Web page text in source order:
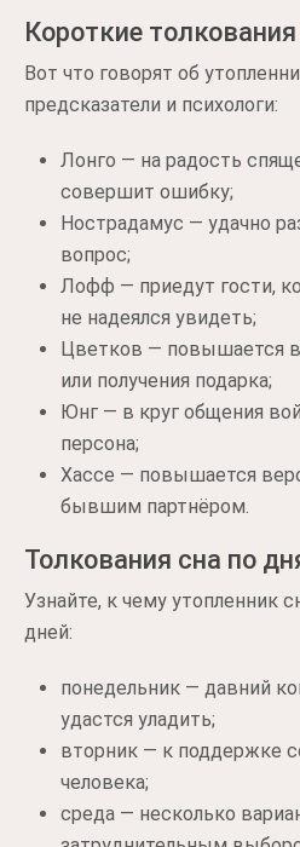
Короткие
Вот что говорят об
предсказатели и психологи:
Лонго — на радость
совершит ошибку;
Нострадамус — удачно
вопрос;
Лофф — приедут гости,
не надеялся увидеть;
Цветков — повышается
или получения подарка;
Юнг — в круг общения
персона;
Хассе — повышается
бывшим партнёром.
Толкования сна по
Узнайте, к чему утопленник
дней:
понедельник — давний
удастся уладить;
вторник — к поддержке
человека;
среда — несколько